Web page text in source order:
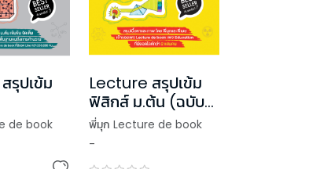
รุปเข้ม
de book
Lecture สรุปเข้ม
ฟิสิกส์ ม.ต้น (ฉบับ
พิมพ์ใหม่)
พี่มุก Lecture de book
,
-